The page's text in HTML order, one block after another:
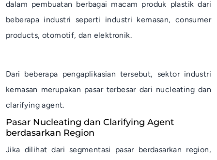
dalam pembuatan berbagai macam produk plastik dari
beberapa industri seperti industri kemasan, consumer
products, otomotif, dan elektronik.
Dari beberapa pengaplikasian tersebut, sektor industri
kemasan merupakan pasar terbesar dari nucleating dan
clarifying agent.
Pasar Nucleating dan Clarifying Agent
berdasarkan Region
Jika dilihat dari segmentasi pasar berdasarkan region,